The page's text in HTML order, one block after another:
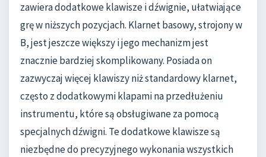
zawiera dodatkowe klawisze i dźwignie, ułatwiające
grę w niższych pozycjach. Klarnet basowy, strojony w
B, jest jeszcze większy i jego mechanizm jest
znacznie bardziej skomplikowany. Posiada on
zazwyczaj więcej klawiszy niż standardowy klarnet,
często z dodatkowymi klapami na przedłużeniu
instrumentu, które są obsługiwane za pomocą
specjalnych dźwigni. Te dodatkowe klawisze są
niezbędne do precyzyjnego wykonania wszystkich